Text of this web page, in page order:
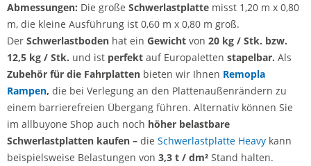
Abmessungen: Die große Schwerlastplatte misst 1,20 m x 0,80
m, die kleine Ausführung ist 0,60 m x 0,80 m groß.
Der Schwerlastboden hat ein Gewicht von 20 kg / Stk. bzw.
12,5 kg / Stk. und ist perfekt auf Europaletten stapelbar. Als
Zubehör für die Fahrplatten bieten wir Ihnen Remopla
Rampen, die bei Verlegung an den Plattenaußenrändern zu
einem barrierefreien Übergang führen. Alternativ können Sie
im allbuyone Shop auch noch höher belastbare
Schwerlastplatten kaufen – die Schwerlastplatte Heavy kann
beispielsweise Belastungen von 3,3 t / dm² Stand halten.